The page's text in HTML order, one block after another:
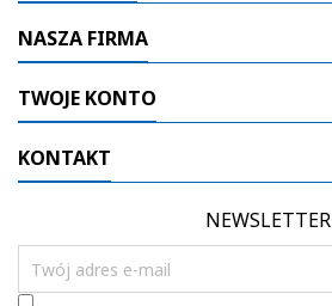
NASZA FIRMA
TWOJE KONTO
KONTAKT
NEWSLETTER